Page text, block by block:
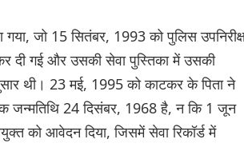
गया, जो 15 सितंबर, 1993 को पुलिस
दी गई और उसकी सेवा पुस्तिका में उसकी
थी। 23 मई, 1995 को काटकर के पिता ने
जन्मतिथि 24 दिसंबर, 1968 है, न कि 1 जून
को आवेदन दिया, जिसमें सेवा रिकॉर्ड में